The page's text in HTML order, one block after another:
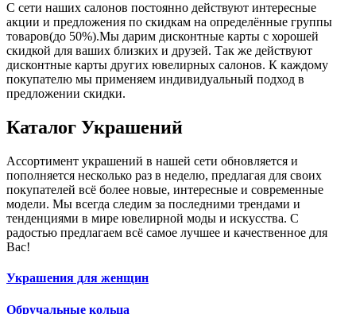
С сети наших салонов постоянно действуют интересные
акции и предложения по скидкам на определённые группы
товаров(до 50%).Мы дарим дисконтные карты с хорошей
скидкой для ваших близких и друзей. Так же действуют
дисконтные карты других ювелирных салонов. К каждому
покупателю мы применяем индивидуальный подход в
предложении скидки.
Каталог Украшений
Ассортимент украшений в нашей сети обновляется и
пополняется несколько раз в неделю, предлагая для своих
покупателей всё более новые, интересные и современные
модели. Мы всегда следим за последними трендами и
тенденциями в мире ювелирной моды и искусства. С
радостью предлагаем всё самое лучшее и качественное для
Вас!
Украшения для женщин
Обручальные кольца